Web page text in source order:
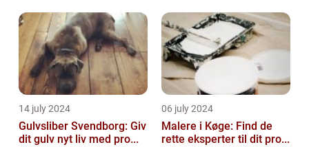
14 july 2024
Gulvsliber Svendborg: Giv
dit gulv nyt liv med pro...
06 july 2024
Malere i Køge: Find de
rette eksperter til dit pro...